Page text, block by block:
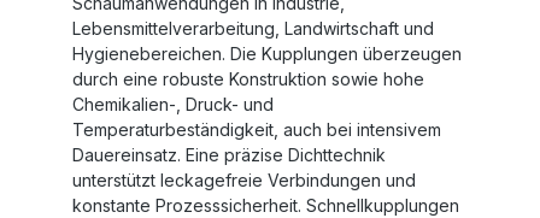
Lebensmittelverarbeitung, Landwirtschaft und
Hygienebereichen. Die Kupplungen überzeugen
durch eine robuste Konstruktion sowie hohe
Chemikalien-, Druck- und
Temperaturbeständigkeit, auch bei intensivem
Dauereinsatz. Eine präzise Dichttechnik
unterstützt leckagefreie Verbindungen und
konstante Prozesssicherheit. Schnellkupplungen